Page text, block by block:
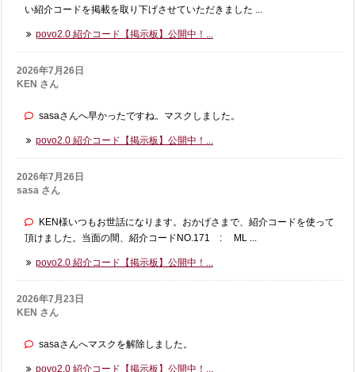
い紹介コードを掲載を取り下げさせていただきました ...
povo2.0 紹介コード【掲示板】公開中！...
2026年7月26日
KEN さん
sasaさんへ早かったですね。マスクしました。
povo2.0 紹介コード【掲示板】公開中！...
2026年7月26日
sasa さん
KEN様いつもお世話になります。おかげさまで、紹介コードを使って
頂けました。当面の間、紹介コードNO.171 : ML ...
povo2.0 紹介コード【掲示板】公開中！...
2026年7月23日
KEN さん
sasaさんへマスクを解除しました。
povo2.0 紹介コード【掲示板】公開中！...